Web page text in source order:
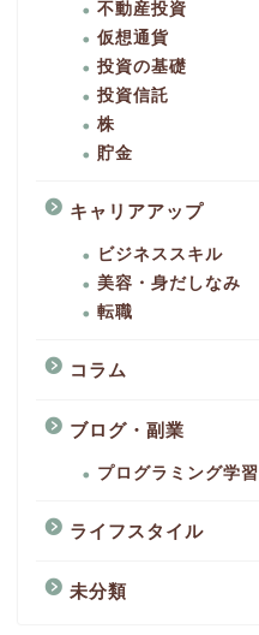
不動産投資
仮想通貨
投資の基礎
投資信託
株
貯金
キャリアアップ
ビジネススキル
美容・身だしなみ
転職
コラム
ブログ・副業
プログラミング学習
ライフスタイル
未分類